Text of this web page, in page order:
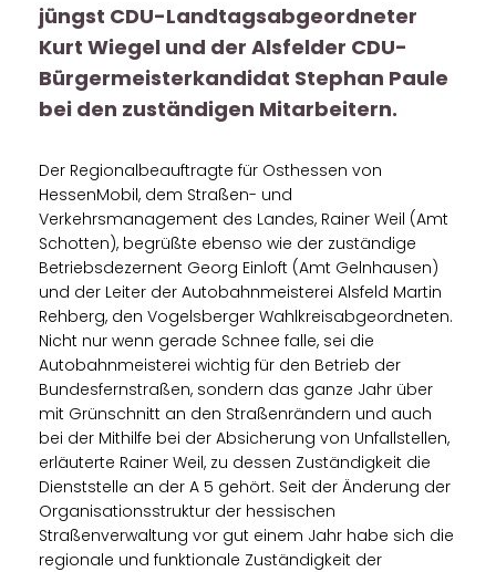
jüngst CDU-Landtagsabgeordneter
Kurt Wiegel und der Alsfelder CDU-
Bürgermeisterkandidat Stephan Paule
bei den zuständigen Mitarbeitern.
Der Regionalbeauftragte für Osthessen von
HessenMobil, dem Straßen- und
Verkehrsmanagement des Landes, Rainer Weil (Amt
Schotten), begrüßte ebenso wie der zuständige
Betriebsdezernent Georg Einloft (Amt Gelnhausen)
und der Leiter der Autobahnmeisterei Alsfeld Martin
Rehberg, den Vogelsberger Wahlkreisabgeordneten.
Nicht nur wenn gerade Schnee falle, sei die
Autobahnmeisterei wichtig für den Betrieb der
Bundesfernstraßen, sondern das ganze Jahr über
mit Grünschnitt an den Straßenrändern und auch
bei der Mithilfe bei der Absicherung von Unfallstellen,
erläuterte Rainer Weil, zu dessen Zuständigkeit die
Dienststelle an der A 5 gehört. Seit der Änderung der
Organisationsstruktur der hessischen
Straßenverwaltung vor gut einem Jahr habe sich die
regionale und funktionale Zuständigkeit der